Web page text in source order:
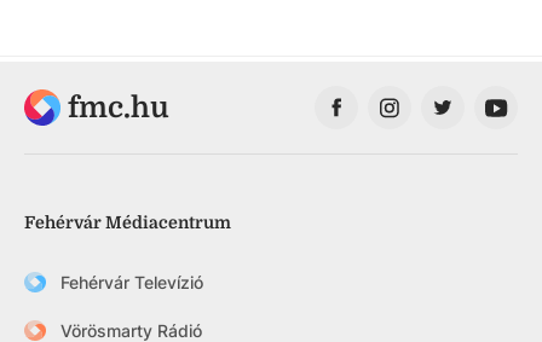
fmc.hu
Fehérvár Médiacentrum
Fehérvár Televízió
Vörösmarty Rádió